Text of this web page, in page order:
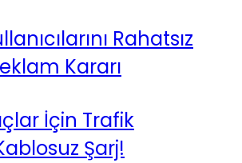
Rahatsız
Kararı
İçin Trafik
Şarj!